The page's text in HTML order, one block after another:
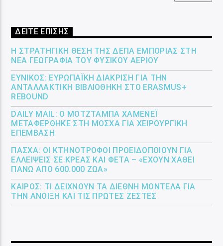
ΔΕΙΤΕ ΕΠΙΣΗΣ
Η ΣΤΡΑΤΗΓΙΚΉ ΘΈΣΗ ΤΗΣ ΔΕΠΑ ΕΜΠΟΡΊΑΣ ΣΤΗ
ΝΈΑ ΓΕΩΓΡΑΦΊΑ ΤΟΥ ΦΥΣΙΚΟΎ ΑΕΡΊΟΥ
ΕΎΝΙΚΟΣ: ΕΥΡΩΠΑΪΚΉ ΔΙΆΚΡΙΣΗ ΓΙΑ ΤΗΝ
ΑΝΤΑΛΛΑΚΤΙΚΉ ΒΙΒΛΙΟΘΉΚΗ ΣΤΟ ERASMUS+
REBOUND
DAILY MAIL: Ο ΜΟΤΖΤΆΜΠΑ ΧΑΜΕΝΕΪ́
ΜΕΤΑΦΈΡΘΗΚΕ ΣΤΗ ΜΌΣΧΑ ΓΙΑ ΧΕΙΡΟΥΡΓΙΚΉ
ΕΠΈΜΒΑΣΗ
ΠΆΣΧΑ: ΟΙ ΚΤΗΝΟΤΡΌΦΟΙ ΠΡΟΕΙΔΟΠΟΙΟΎΝ ΓΙΑ
ΕΛΛΕΊΨΕΙΣ ΣΕ ΚΡΈΑΣ ΚΑΙ ΦΈΤΑ – «ΈΧΟΥΝ ΧΑΘΕΊ
ΠΆΝΩ ΑΠΌ 600.000 ΖΏΑ»
ΚΑΙΡΌΣ: ΤΙ ΔΕΊΧΝΟΥΝ ΤΑ ΔΙΕΘΝΉ ΜΟΝΤΈΛΑ ΓΙΑ
ΤΗΝ ΆΝΟΙΞΗ ΚΑΙ ΤΙΣ ΠΡΏΤΕΣ ΖΈΣΤΕΣ